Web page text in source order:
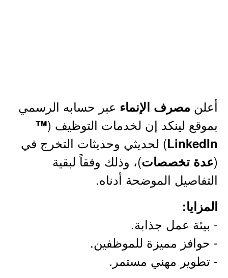
أعلن مصرف الإنماء عبر حسابه الرسمي
بموقع لينكد إن لخدمات التوظيف (™
LinkedIn) لحديثي وحديثات التخرج في
(عدة تخصصات)، وذلك وفقاً لبقية
التفاصيل الموضحة أدناه.
المزايا:
- بيئة عمل جذابة.
- حوافز مميزة للموظفين.
- تطوير مهني مستمر.